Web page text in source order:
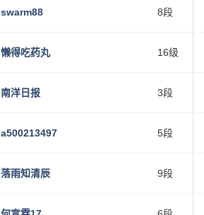
swarm88 8段
懒得吃药丸 16级
南洋日报 3段
a500213497 5段
落雨知清辰 9段